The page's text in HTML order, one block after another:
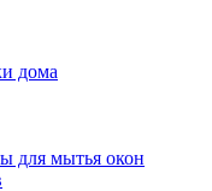
дома
для мытья окон